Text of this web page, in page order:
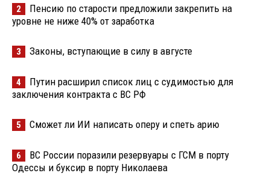
2
Пенсию по старости предложили закрепить на
уровне не ниже 40% от заработка
3 Законы, вступающие в силу в августе
4
Путин расширил список лиц с судимостью для
заключения контракта с ВС РФ
5 Сможет ли ИИ написать оперу и спеть арию
6
ВС России поразили резервуары с ГСМ в порту
Одессы и буксир в порту Николаева